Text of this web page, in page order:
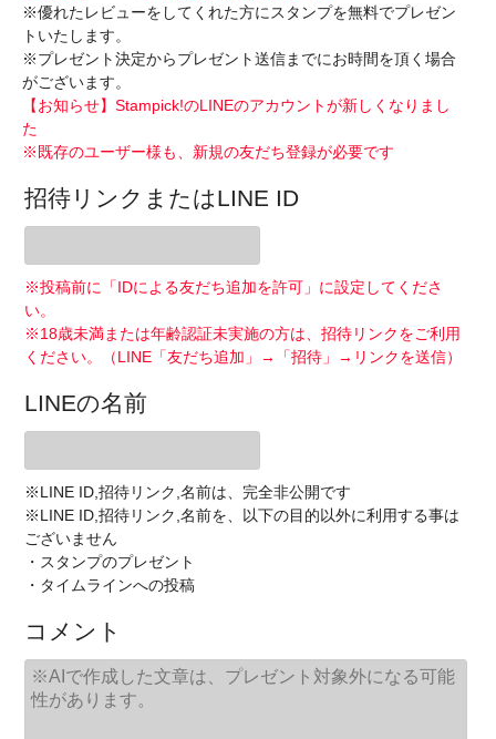
※優れたレビューをしてくれた方にスタンプを無料でプレゼン
トいたします。
※プレゼント決定からプレゼント送信までにお時間を頂く場合
がございます。
【お知らせ】Stampick!のLINEのアカウントが新しくなりまし
た
※既存のユーザー様も、新規の友だち登録が必要です
招待リンクまたはLINE ID
※投稿前に「IDによる友だち追加を許可」に設定してくださ
い。
※18歳未満または年齢認証未実施の方は、招待リンクをご利用
ください。（LINE「友だち追加」→「招待」→リンクを送信）
LINEの名前
※LINE ID,招待リンク,名前は、完全非公開です
※LINE ID,招待リンク,名前を、以下の目的以外に利用する事は
ございません
・スタンプのプレゼント
・タイムラインへの投稿
コメント